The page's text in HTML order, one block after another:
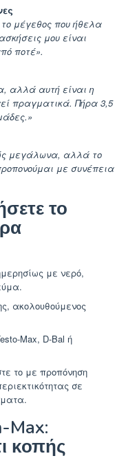
μέγεθος που ήθελα
μου είναι
ποτέ».
αλλά αυτή είναι η
πραγματικά. Πήρα 3,5
μεγάλωνα, αλλά το
με συνέπεια
το
με νερό,
ακολουθούμενος
Max, D-Bal ή
το με προπόνηση
σε
Max:
κοπής